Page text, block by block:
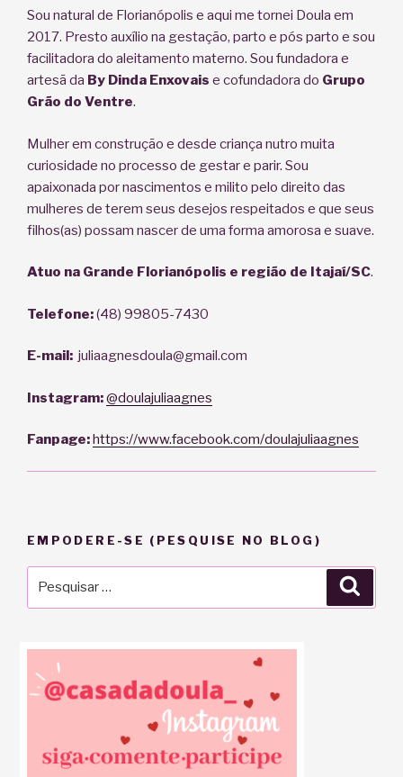
Sou natural de Florianópolis e aqui me tornei Doula em
2017. Presto auxílio na gestação, parto e pós parto e sou
facilitadora do aleitamento materno. Sou fundadora e
artesã da By Dinda Enxovais e cofundadora do Grupo
Grão do Ventre.
Mulher em construção e desde criança nutro muita
curiosidade no processo de gestar e parir. Sou
apaixonada por nascimentos e milito pelo direito das
mulheres de terem seus desejos respeitados e que seus
filhos(as) possam nascer de uma forma amorosa e suave.
Atuo na Grande Florianópolis e região de Itajaí/SC.
Telefone:(48) 99805-7430
E-mail: juliaagnesdoula@gmail.com
Instagram:@doulajuliaagnes
Fanpage: https://www.facebook.com/doulajuliaagnes
EMPODERE-SE (PESQUISE NO BLOG)